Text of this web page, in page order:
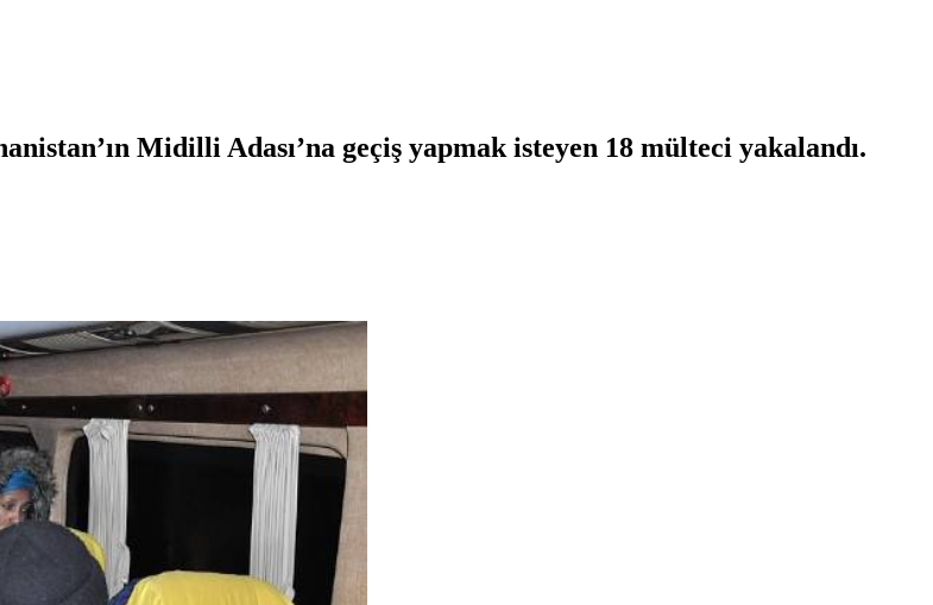
Midilli Adası’na geçiş yapmak isteyen 18 mülteci yakalandı.